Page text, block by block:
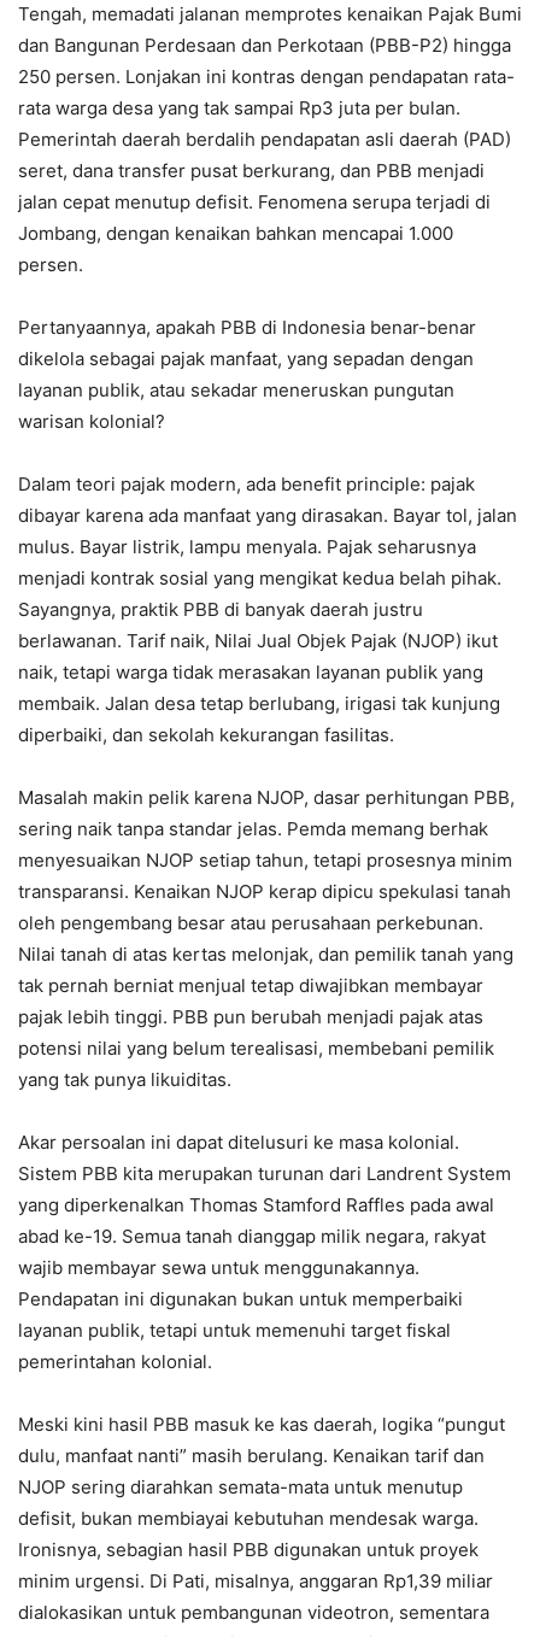
Tengah, memadati jalanan memprotes kenaikan Pajak Bumi
dan Bangunan Perdesaan dan Perkotaan (PBB-P2) hingga
250 persen. Lonjakan ini kontras dengan pendapatan rata-
rata warga desa yang tak sampai Rp3 juta per bulan.
Pemerintah daerah berdalih pendapatan asli daerah (PAD)
seret, dana transfer pusat berkurang, dan PBB menjadi
jalan cepat menutup defisit. Fenomena serupa terjadi di
Jombang, dengan kenaikan bahkan mencapai 1.000
persen.
Pertanyaannya, apakah PBB di Indonesia benar-benar
dikelola sebagai pajak manfaat, yang sepadan dengan
layanan publik, atau sekadar meneruskan pungutan
warisan kolonial?
Dalam teori pajak modern, ada benefit principle: pajak
dibayar karena ada manfaat yang dirasakan. Bayar tol, jalan
mulus. Bayar listrik, lampu menyala. Pajak seharusnya
menjadi kontrak sosial yang mengikat kedua belah pihak.
Sayangnya, praktik PBB di banyak daerah justru
berlawanan. Tarif naik, Nilai Jual Objek Pajak (NJOP) ikut
naik, tetapi warga tidak merasakan layanan publik yang
membaik. Jalan desa tetap berlubang, irigasi tak kunjung
diperbaiki, dan sekolah kekurangan fasilitas.
Masalah makin pelik karena NJOP, dasar perhitungan PBB,
sering naik tanpa standar jelas. Pemda memang berhak
menyesuaikan NJOP setiap tahun, tetapi prosesnya minim
transparansi. Kenaikan NJOP kerap dipicu spekulasi tanah
oleh pengembang besar atau perusahaan perkebunan.
Nilai tanah di atas kertas melonjak, dan pemilik tanah yang
tak pernah berniat menjual tetap diwajibkan membayar
pajak lebih tinggi. PBB pun berubah menjadi pajak atas
potensi nilai yang belum terealisasi, membebani pemilik
yang tak punya likuiditas.
Akar persoalan ini dapat ditelusuri ke masa kolonial.
Sistem PBB kita merupakan turunan dari Landrent System
yang diperkenalkan Thomas Stamford Raffles pada awal
abad ke-19. Semua tanah dianggap milik negara, rakyat
wajib membayar sewa untuk menggunakannya.
Pendapatan ini digunakan bukan untuk memperbaiki
layanan publik, tetapi untuk memenuhi target fiskal
pemerintahan kolonial.
Meski kini hasil PBB masuk ke kas daerah, logika “pungut
dulu, manfaat nanti” masih berulang. Kenaikan tarif dan
NJOP sering diarahkan semata-mata untuk menutup
defisit, bukan membiayai kebutuhan mendesak warga.
Ironisnya, sebagian hasil PBB digunakan untuk proyek
minim urgensi. Di Pati, misalnya, anggaran Rp1,39 miliar
dialokasikan untuk pembangunan videotron, sementara